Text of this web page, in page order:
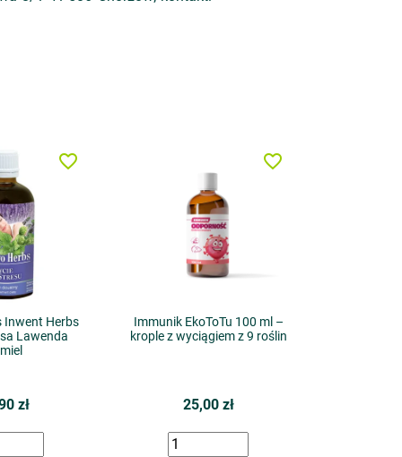
Inwent Herbs
Lawenda
zł
favorite_border
Immunik EkoToTu 100 ml –
krople z wyciągiem z 9 roślin
25,00 zł
favorite_border